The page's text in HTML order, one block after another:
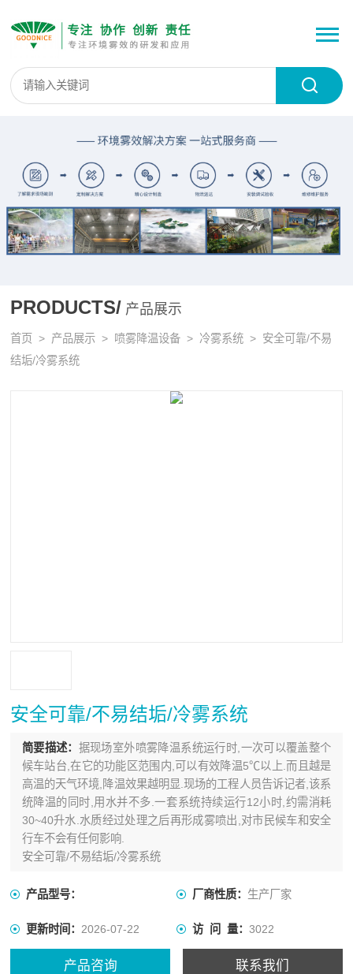
PRODUCTS/ 产品展示
首页 > 产品展示 > 喷雾降温设备 > 冷雾系统 > 安全可靠/不易
结垢/冷雾系统
安全可靠/不易结垢/冷雾系统
简要描述： 据现场室外喷雾降温系统运行时,一次可以覆盖整个
候车站台,在它的功能区范围内,可以有效降温5℃以上.而且越是
高温的天气环境,降温效果越明显.现场的工程人员告诉记者,该系
统降温的同时,用水并不多.一套系统持续运行12小时,约需消耗
30~40升水.水质经过处理之后再形成雾喷出,对市民候车和安全
行车不会有任何影响.
安全可靠/不易结垢/冷雾系统
产品型号： 厂商性质： 生产厂家
更新时间：2026-07-22 访 问 量： 3022
产品咨询 联系我们